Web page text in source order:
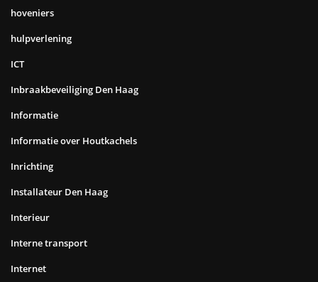
hoveniers
hulpverlening
ICT
Inbraakbeveiliging Den Haag
Informatie
Informatie over Houtkachels
Inrichting
Installateur Den Haag
Interieur
Interne transport
Internet